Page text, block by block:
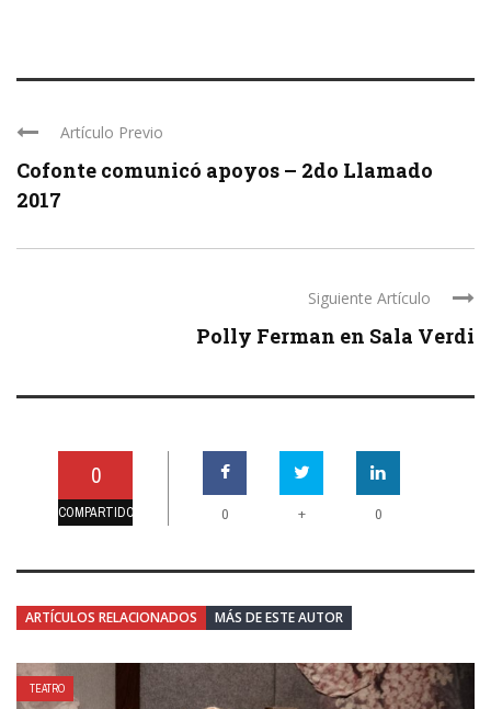
Artículo Previo
Cofonte comunicó apoyos – 2do Llamado
2017
Siguiente Artículo
Polly Ferman en Sala Verdi
0
COMPARTIDO 0 + 0
ARTÍCULOS RELACIONADOS MÁS DE ESTE AUTOR
TEATRO